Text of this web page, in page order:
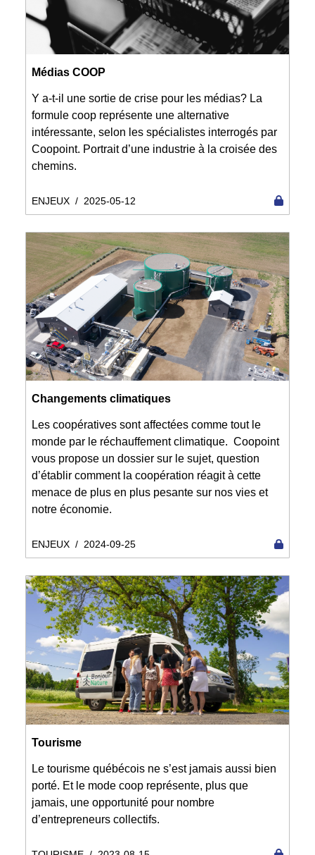
Médias COOP
Y a-t-il une sortie de crise pour les médias? La
formule coop représente une alternative
intéressante, selon les spécialistes interrogés par
Coopoint. Portrait d’une industrie à la croisée des
chemins.
ENJEUX / 2025-05-12
Changements climatiques
Les coopératives sont affectées comme tout le
monde par le réchauffement climatique. Coopoint
vous propose un dossier sur le sujet, question
d’établir comment la coopération réagit à cette
menace de plus en plus pesante sur nos vies et
notre économie.
ENJEUX / 2024-09-25
Tourisme
Le tourisme québécois ne s’est jamais aussi bien
porté. Et le mode coop représente, plus que
jamais, une opportunité pour nombre
d’entrepreneurs collectifs.